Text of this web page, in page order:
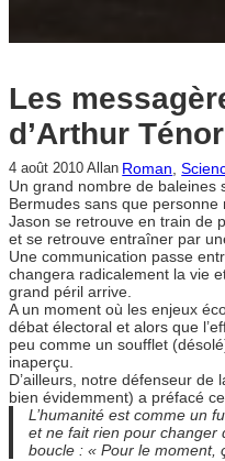
Les
d’Arthur Ténor
4 août 2010 Allan Roman,
Un grand nombre de baleines
Bermudes sans que
Jason se retrouve en train de
et se retrouve entraîner par
Une communication passe
changera radicalement la vie
grand péril arrive.
A un moment où les enjeux
débat électoral et alors que
peu comme un soufflet
inaperçu.
D’ailleurs, notre défenseur de
bien évidemment) a préfacé
L’humanité est comme un
et ne fait rien pour changer
boucle : « Pour le moment,